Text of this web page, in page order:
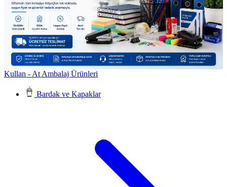
Kullan - At Ambalaj Ürünleri
Bardak ve Kapaklar